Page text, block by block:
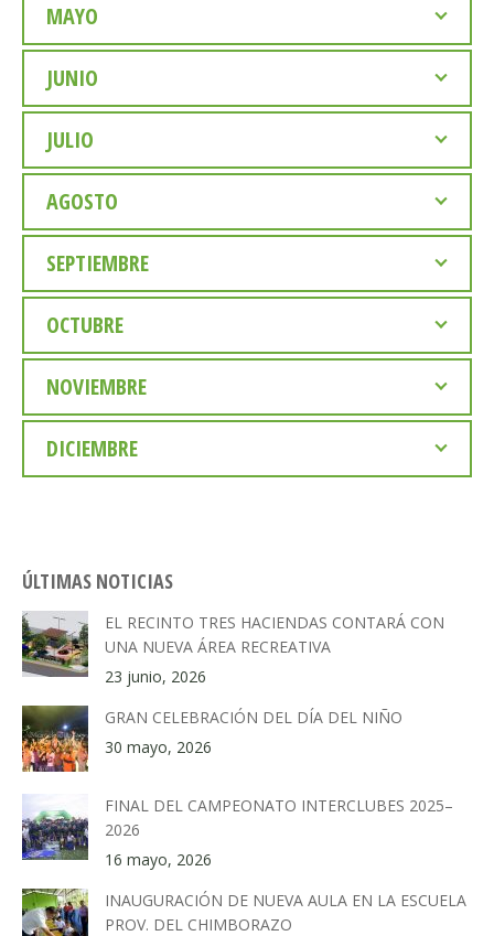
MAYO
JUNIO
JULIO
AGOSTO
SEPTIEMBRE
OCTUBRE
NOVIEMBRE
DICIEMBRE
ÚLTIMAS NOTICIAS
EL RECINTO TRES HACIENDAS CONTARÁ CON
UNA NUEVA ÁREA RECREATIVA
23 junio, 2026
GRAN CELEBRACIÓN DEL DÍA DEL NIÑO
30 mayo, 2026
FINAL DEL CAMPEONATO INTERCLUBES 2025–
2026
16 mayo, 2026
INAUGURACIÓN DE NUEVA AULA EN LA ESCUELA
PROV. DEL CHIMBORAZO